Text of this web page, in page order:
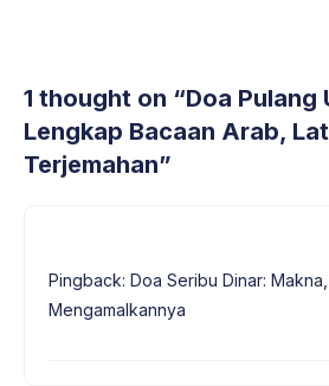
1 thought on “Doa Pulang
Lengkap Bacaan Arab,
Terjemahan”
Pingback: Doa Seribu Dinar:
Mengamalkannya